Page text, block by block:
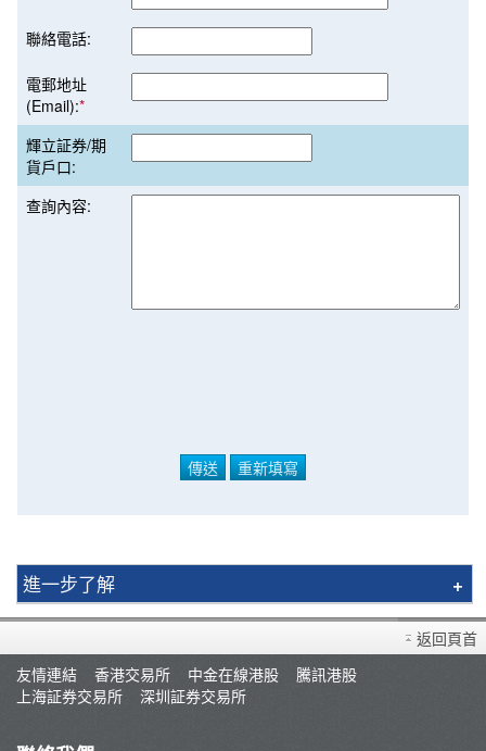
聯絡電話:
電郵地址
(Email):*
輝立証券/期
貨戶口:
查詢內容:
進一步了解
買賣衍生產品須知
開設戶口
查詢及支援
轉入股票
返回頁首
友情連結
香港交易所 中金在線港股
騰訊港股
上海証券交易所
深圳証券交易所